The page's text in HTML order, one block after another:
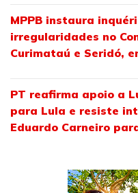
MPPB instaura
irregularidades no
Curimataú e Seridó,
PT reafirma apoio a
para Lula e resiste
Eduardo Carneiro